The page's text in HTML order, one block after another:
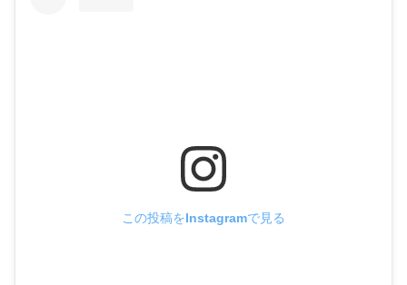
この投稿をInstagramで見る